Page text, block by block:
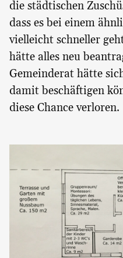
die städtischen
dass es bei einem
vielleicht schneller
hätte alles neu
Gemeinderat hätte
damit beschäftigen
diese Chance verloren.